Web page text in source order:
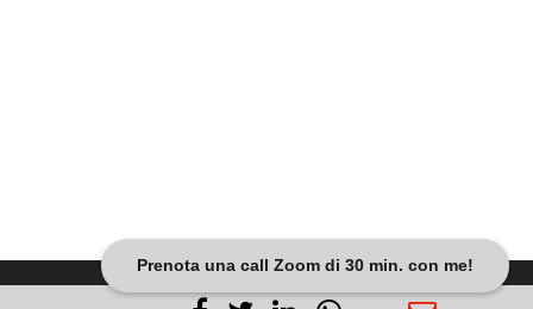
Prenota una call Zoom di 30 min. con me!
Dariobanfi.it |Privacy Policy